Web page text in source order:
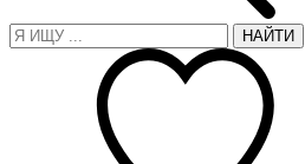
НАЙТИ